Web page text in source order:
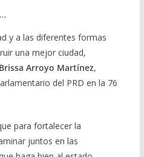
Congreso de Michoacán incorpora al Calendario Cívico la co…
y a las diferentes formas
una mejor ciudad,
Brissa Arroyo Martínez,
del PRD en la 76
para fortalecer la
juntos en las